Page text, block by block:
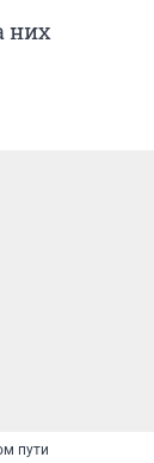
них
пути